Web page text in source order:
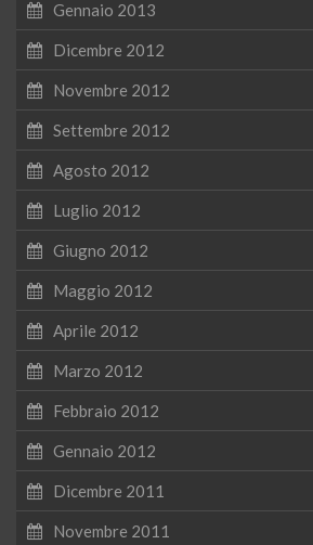
Gennaio 2013
Dicembre 2012
Novembre 2012
Settembre 2012
Agosto 2012
Luglio 2012
Giugno 2012
Maggio 2012
Aprile 2012
Marzo 2012
Febbraio 2012
Gennaio 2012
Dicembre 2011
Novembre 2011